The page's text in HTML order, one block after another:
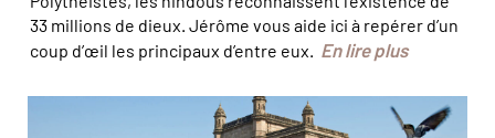
33 millions de dieux. Jérôme vous aide ici à repérer d’un
coup d’œil les principaux d’entre eux.
En lire plus
© Andrea Pistolesi/Hemis